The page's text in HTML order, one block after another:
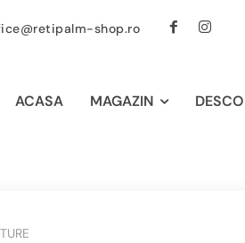
shop.ro
ACASA MAGAZIN